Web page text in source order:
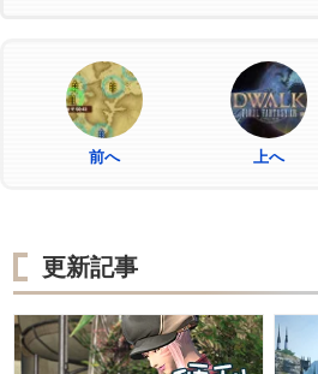
前へ 上へ
更新記事